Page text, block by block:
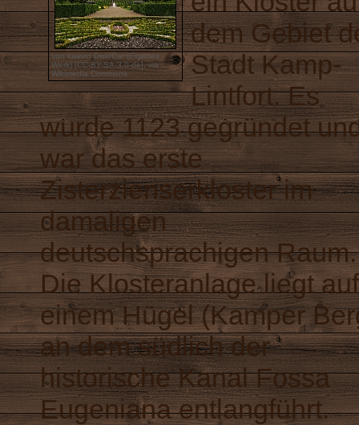
von kaʁstn Disk/Cat (Eigenes
Werk) [CC-BY-SA-3.0-de],via
Wikimedia Commons
dem Gebiet
Stadt Kamp-
Lintfort. Es
wurde 1123 gegründet
war das erste
Zisterzienserkloster im
damaligen
deutschsprachigen Raum.
Die Klosteranlage liegt auf
einem Hügel (Kamper
an dem südlich der
historische Kanal Fossa
Eugeniana entlangführt.